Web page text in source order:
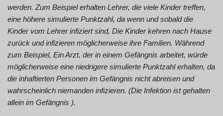
werden. Zum Beispiel erhalten Lehrer, die viele Kinder treffen,
eine höhere simulierte Punktzahl, da wenn und sobald die
Kinder vom Lehrer infiziert sind, Die Kinder kehren nach Hause
zurück und infizieren möglicherweise ihre Familien. Während
zum Beispiel, Ein Arzt, der in einem Gefängnis arbeitet, würde
möglicherweise eine niedrigere simulierte Punktzahl erhalten, da
die inhaftierten Personen im Gefängnis nicht abreisen und
wahrscheinlich niemanden infizieren. (Die Infektion ist gehalten
allein im Gefängnis ).